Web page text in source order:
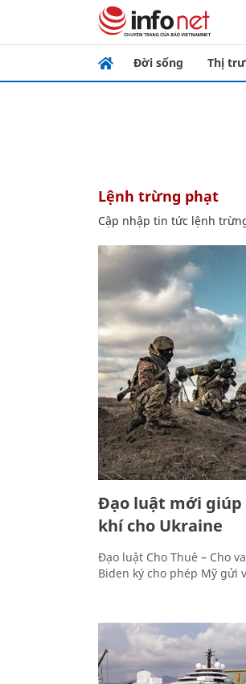
Đời sống Thị
lệnh trừng phạt
Cập nhập tin tức lệnh
Đạo luật mới giúp
khí cho Ukraine
Đạo luật Cho Thuê – Cho
Biden ký cho phép Mỹ gửi